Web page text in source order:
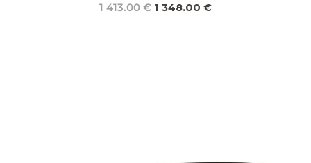
1 413.00€ 1 348.00 €